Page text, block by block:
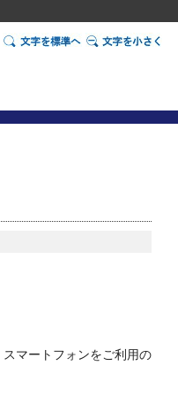
マートフォンをご利用の